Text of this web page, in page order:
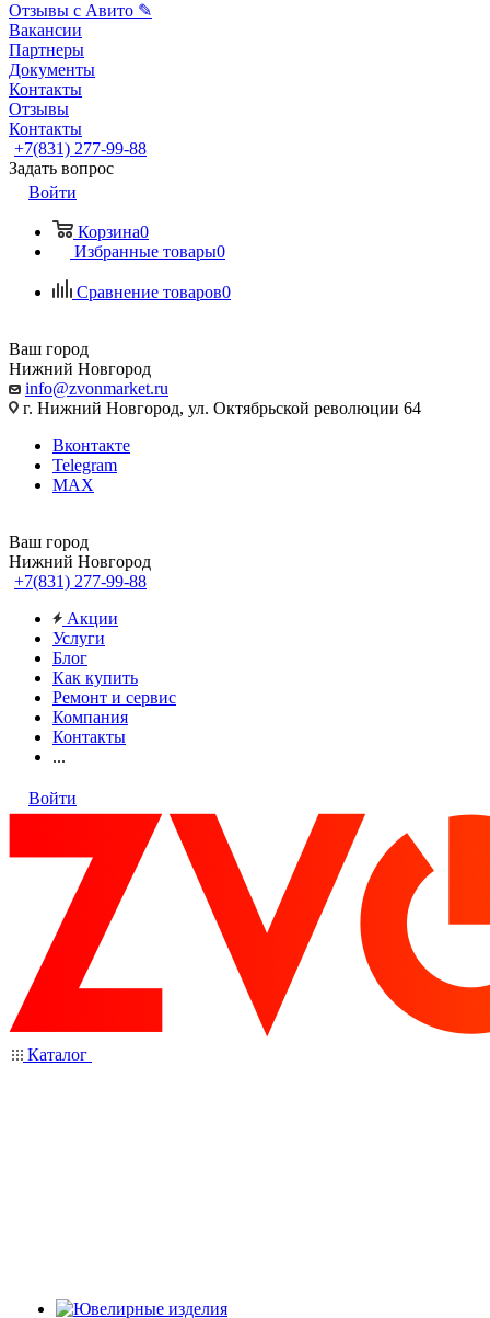
Отзывы с Авито ✎
Вакансии
Партнеры
Документы
Контакты
Отзывы
Контакты
+7(831) 277-99-88
Задать вопрос
Войти
Корзина0
Избранные товары0
Сравнение товаров0
Ваш город
Нижний Новгород
info@zvonmarket.ru
г. Нижний Новгород, ул. Октябрьской революции 64
Вконтакте
Telegram
MAX
Ваш город
Нижний Новгород
+7(831) 277-99-88
Акции
Услуги
Блог
Как купить
Ремонт и сервис
Компания
Контакты
...
Войти
Каталог